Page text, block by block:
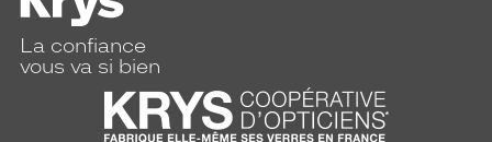
La confiance
vous va si bien